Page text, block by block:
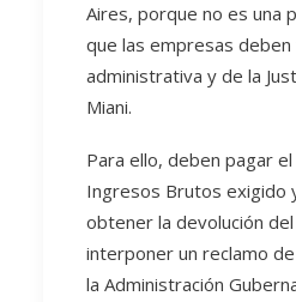
Aires, porque no es una
que las empresas
administrativa y de la
Miani.
Para ello, deben pagar
Ingresos Brutos exigido
obtener la devolución
interponer un reclamo
la Administración